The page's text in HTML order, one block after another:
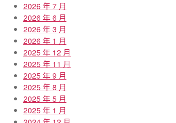
2026 年 7 月
2026 年 6 月
2026 年 3 月
2026 年 1 月
2025 年 12 月
2025 年 11 月
2025 年 9 月
2025 年 8 月
2025 年 5 月
2025 年 1 月